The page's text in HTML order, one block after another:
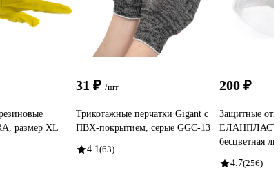
размер XL
31 ₽ /шт
Трикотажные перчатки Gigant с
ПВХ-покрытием, серые GGC-13
4.1(63)
200 ₽
Защитные
ЕЛАНПЛАСТ
бесцветная
4.7(256)